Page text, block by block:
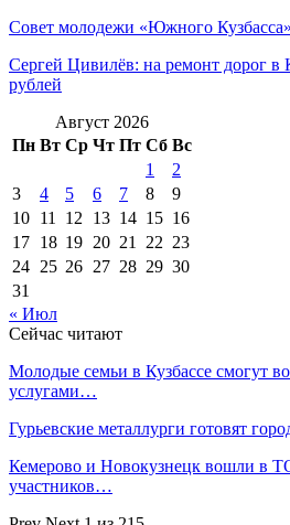
Совет молодежи «Южного
Сергей Цивилёв: на ремонт дорог в
рублей
Август 2026
Пн Вт Ср Чт Пт Сб Вс
1
2
3
4 5 6 7 8
9
10 11 12 13 14 15 16
17 18 19 20 21 22 23
24 25 26 27 28 29 30
31
« Июл
Сейчас читают
Молодые семьи в Кузбассе смогут
услугами…
Гурьевские металлурги готовят
Кемерово и Новокузнецк вошли в
участников…